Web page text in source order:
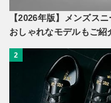
【2026年版】メンズス
おしゃれなモデルもご紹
2